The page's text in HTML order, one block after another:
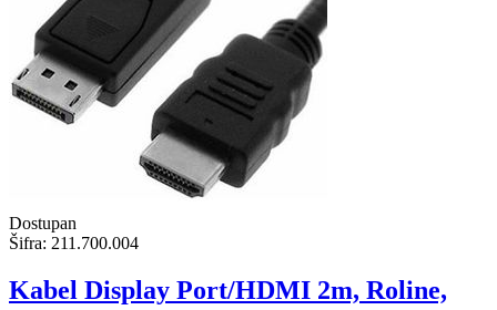
Dostupan
Šifra: 211.700.004
Kabel Display Port/HDMI 2m, Roline,